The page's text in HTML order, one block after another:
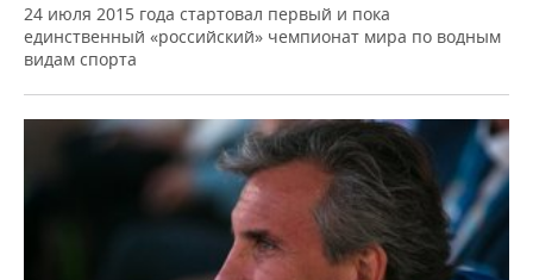
24 июля 2015 года стартовал первый и пока
единственный «российский» чемпионат мира по водным
видам спорта